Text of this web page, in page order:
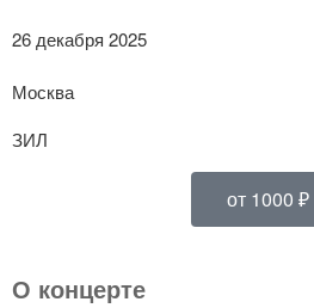
26 декабря 2025
Москва
ЗИЛ
от 1000 ₽
О концерте